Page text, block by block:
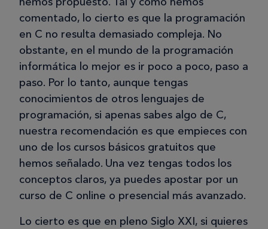
comentado, lo cierto es que la programación
en C no resulta demasiado compleja. No
obstante, en el mundo de la programación
informática lo mejor es ir poco a poco, paso a
paso. Por lo tanto, aunque tengas
conocimientos de otros lenguajes de
programación, si apenas sabes algo de C,
nuestra recomendación es que empieces con
uno de los cursos básicos gratuitos que
hemos señalado. Una vez tengas todos los
conceptos claros, ya puedes apostar por un
curso de C online o presencial más avanzado.
Lo cierto es que en pleno Siglo XXI, si quieres